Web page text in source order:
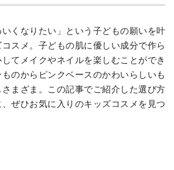
いくなりたい」という子どもの願いを叶
スメ。子どもの肌に優しい成分で作ら
てメイクやネイルを楽しむことができ
のからピンクベースのかわいらしいも
まざま。この記事でご紹介した選び方
ぜひお気に入りのキッズコスメを見つ